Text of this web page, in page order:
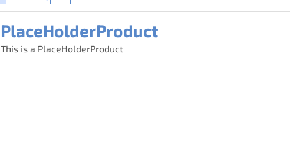
PlaceHolderProduct
This is a PlaceHolderProduct